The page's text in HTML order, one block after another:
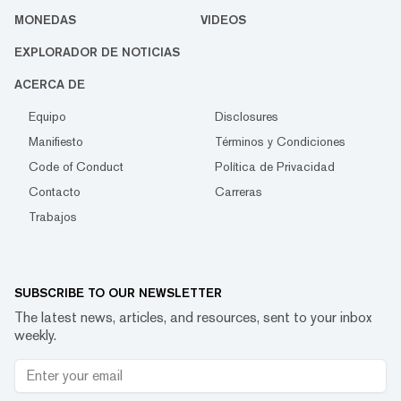
MONEDAS VIDEOS
EXPLORADOR DE NOTICIAS
ACERCA DE
Equipo
Disclosures
Manifiesto
Términos y Condiciones
Code of Conduct
Política de Privacidad
Contacto
Carreras
Trabajos
SUBSCRIBE TO OUR NEWSLETTER
The latest news, articles, and resources, sent to your inbox
weekly.